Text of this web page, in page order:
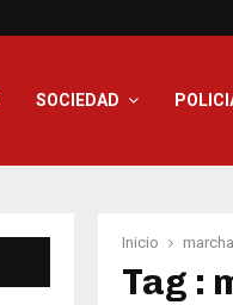
SOCIEDAD
Inicio marcha
Tag :